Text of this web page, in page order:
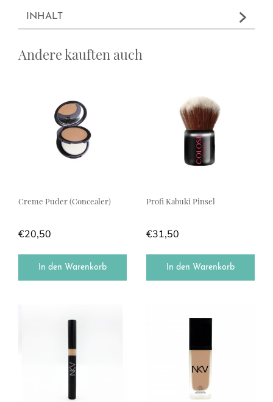
INHALT
Andere kauften auch
Creme Puder (Concealer)
€20,50
In den Warenkorb
Profi Kabuki Pinsel
€31,50
In den Warenkorb